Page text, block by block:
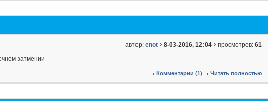
автор: enot 8-03-2016, 12:04 просмотров: 61
Комментарии (1) Читать полностью